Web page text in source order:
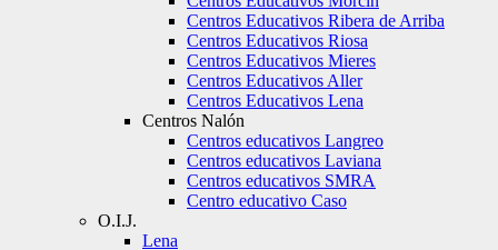
Centros Educativos Ribera de Arriba
Centros Educativos Riosa
Centros Educativos Mieres
Centros Educativos Aller
Centros Educativos Lena
Centros Nalón
Centros educativos Langreo
Centros educativos Laviana
Centros educativos SMRA
Centro educativo Caso
O.I.J.
Lena